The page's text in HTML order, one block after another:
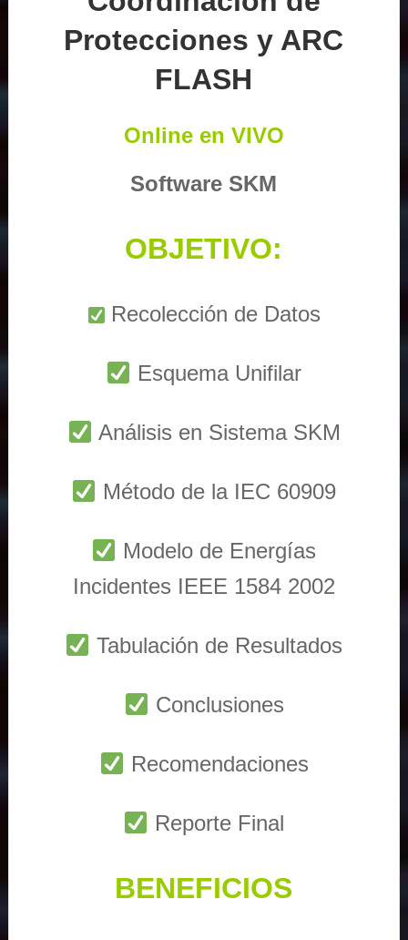
Protecciones y ARC
FLASH
Online en VIVO
Software SKM
OBJETIVO:
Recolección de Datos
Esquema Unifilar
Análisis en Sistema SKM
Método de la IEC 60909
Modelo de Energías
Incidentes IEEE 1584 2002
Tabulación de Resultados
Conclusiones
Recomendaciones
Reporte Final
BENEFICIOS